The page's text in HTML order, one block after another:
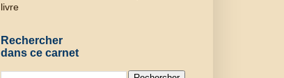
livre
Rechercher
dans ce carnet